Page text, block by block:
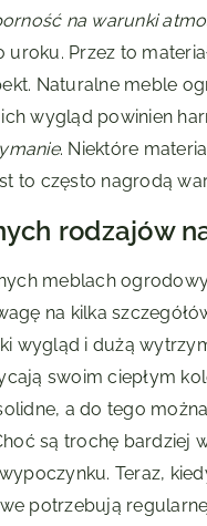
na warunki
Przez to
Naturalne meble
wygląd powinien
. Niektóre
to często nagrodą
rodzajów
meblach
na kilka
wygląd i dużą
swoim ciepłym
a do tego
są trochę bardziej
Teraz,
potrzebują